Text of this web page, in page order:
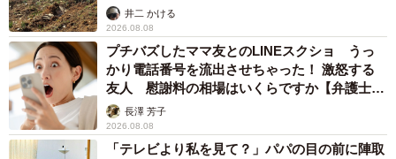
るか井二 かける
2026.08.08
プチバズしたママ友とのLINEスクショ うっ
かり電話番号を流出させちゃった！ 激怒する
友人 慰謝料の相場はいくらですか【弁護士が
解説】長澤 芳子
2026.08.08
「テレビより私を見て？」パパの目の前に陣取